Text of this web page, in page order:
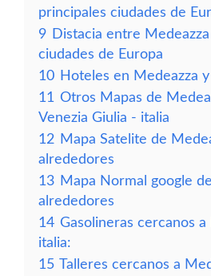
principales ciudades de
9 Distacia entre
ciudades de Europa
10 Hoteles en Medeazza
11 Otros Mapas de
Venezia Giulia - italia
12 Mapa Satelite de
alrededores
13 Mapa Normal google
alrededores
14 Gasolineras cercanos a
italia:
15 Talleres cercanos a